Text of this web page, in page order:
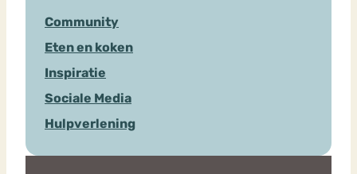
Community
Eten en koken
Inspiratie
Sociale Media
Hulpverlening